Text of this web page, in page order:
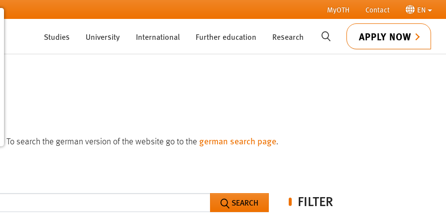
MyOTH Contact EN
Studies University International Further education Research SUCHE APPLY NOW
To search the german version of the website go to the german search page.
FILTER
SEARCH